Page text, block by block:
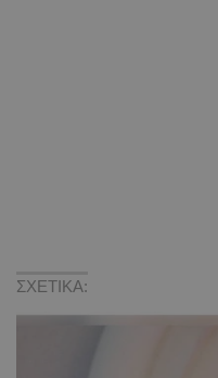
ΣΧΕΤΙΚΑ: